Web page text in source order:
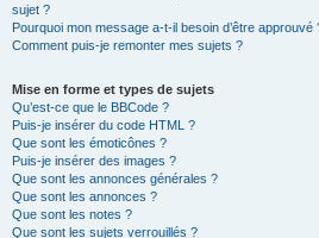
sujet ?
Pourquoi mon message a-t-il besoin d’être approuvé
Comment puis-je remonter mes sujets ?
Mise en forme et types de sujets
Qu’est-ce que le BBCode ?
Puis-je insérer du code HTML ?
Que sont les émoticônes ?
Puis-je insérer des images ?
Que sont les annonces générales ?
Que sont les annonces ?
Que sont les notes ?
Que sont les sujets verrouillés ?